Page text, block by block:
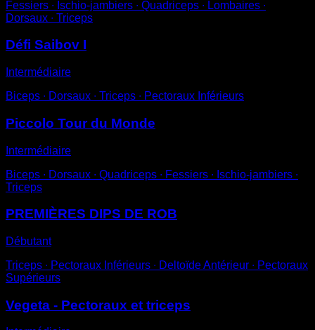
Fessiers ∙ Ischio-jambiers ∙ Quadriceps ∙ Lombaires ∙
Dorsaux ∙ Triceps
Défi Saibov I
Intermédiaire
Biceps ∙ Dorsaux ∙ Triceps ∙ Pectoraux Inférieurs
Piccolo Tour du Monde
Intermédiaire
Biceps ∙ Dorsaux ∙ Quadriceps ∙ Fessiers ∙ Ischio-jambiers ∙
Triceps
PREMIÈRES DIPS DE ROB
Débutant
Triceps ∙ Pectoraux Inférieurs ∙ Deltoïde Antérieur ∙ Pectoraux
Supérieurs
Vegeta - Pectoraux et triceps